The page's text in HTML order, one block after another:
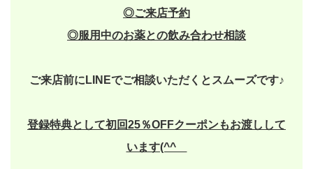
◎ご来店予約
◎服用中のお薬との飲み合わせ相談
ご来店前にLINEでご相談いただくとスムーズです♪
登録特典として初回25％OFFクーポンもお渡しして
います(^^ゞ